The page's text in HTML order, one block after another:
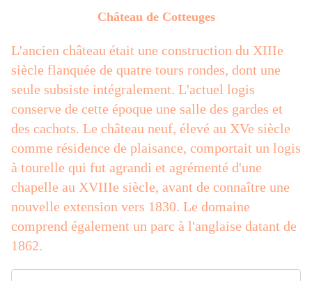
Château de Cotteuges
L'ancien château était une construction du XIIIe
siècle flanquée de quatre tours rondes, dont une
seule subsiste intégralement. L'actuel logis
conserve de cette époque une salle des gardes et
des cachots. Le château neuf, élevé au XVe siècle
comme résidence de plaisance, comportait un logis
à tourelle qui fut agrandi et agrémenté d'une
chapelle au XVIIIe siècle, avant de connaître une
nouvelle extension vers 1830. Le domaine
comprend également un parc à l'anglaise datant de
1862.